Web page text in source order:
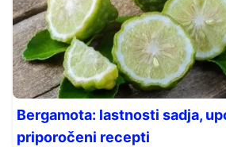
Bergamota: lastnosti sadja,
priporočeni recepti